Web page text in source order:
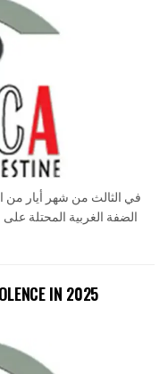
الضفة الغربية المحتلة
IN 2025